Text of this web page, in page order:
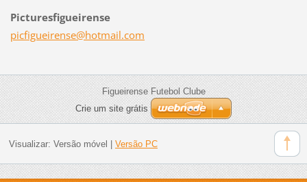
Picturesfigueirense
picfigueirense@hotmail.com
Figueirense Futebol Clube
Crie um site grátis
Visualizar: Versão móvel Versão PC